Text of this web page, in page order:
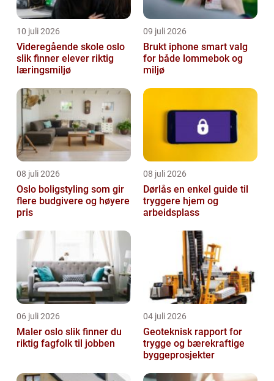
10 juli 2026
Videregående skole oslo
slik finner elever riktig
læringsmiljø
09 juli 2026
Brukt iphone smart valg
for både lommebok og
miljø
08 juli 2026
Oslo boligstyling som gir
flere budgivere og høyere
pris
08 juli 2026
Dørlås en enkel guide til
tryggere hjem og
arbeidsplass
06 juli 2026
Maler oslo slik finner du
riktig fagfolk til jobben
04 juli 2026
Geoteknisk rapport for
trygge og bærekraftige
byggeprosjekter